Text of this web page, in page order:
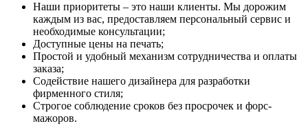
Наши приоритеты – это наши клиенты. Мы дорожим
каждым из вас, предоставляем персональный сервис и
необходимые консультации;
Доступные цены на печать;
Простой и удобный механизм сотрудничества и оплаты
заказа;
Содействие нашего дизайнера для разработки
фирменного стиля;
Строгое соблюдение сроков без просрочек и форс-
мажоров.